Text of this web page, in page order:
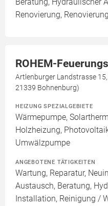
Beratung, Hydraulischer
Renovierung,
ROHEM-
Artlenburger Landstrasse
21339 Bohnenburg)
HEIZUNG SPEZIALGEBIETE
Wärmepumpe,
Holzheizung,
Umwälzpumpe
ANGEBOTENE TÄTIGKEITEN
Wartung, Reparatur,
Austausch, Beratung,
Installation, Reinigung /